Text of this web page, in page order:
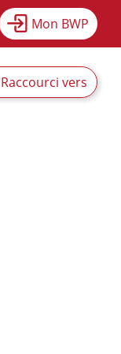
Mon BWP
Raccourci vers